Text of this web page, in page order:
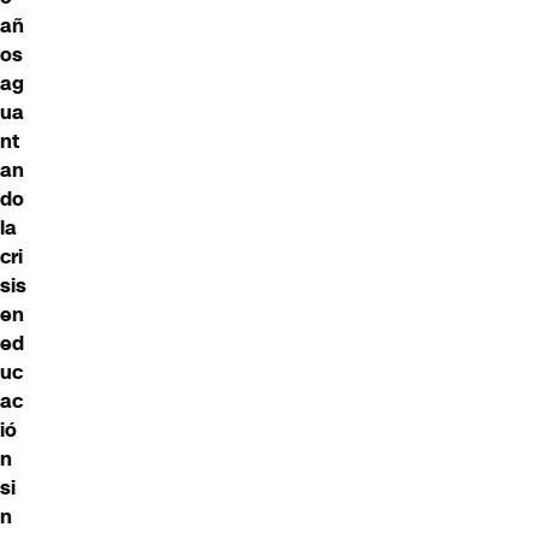
añ
os
ag
ua
nt
an
do
la
cri
sis
en
ed
uc
ac
ió
n
si
n